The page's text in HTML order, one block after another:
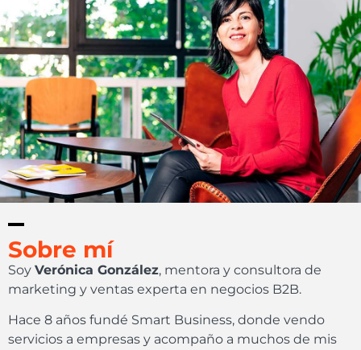
Sobre mí
Soy Verónica González, mentora y consultora de
marketing y ventas experta en negocios B2B.
Hace 8 años fundé Smart Business, donde vendo
servicios a empresas y acompaño a muchos de mis